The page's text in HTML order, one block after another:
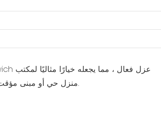
منزل حي أو مبنى مؤقت. مع التجميع السريع والتفكيك ، يوفر هذا المبنى المسبق للصين براعة واستدامة في بيئات مختلفة.